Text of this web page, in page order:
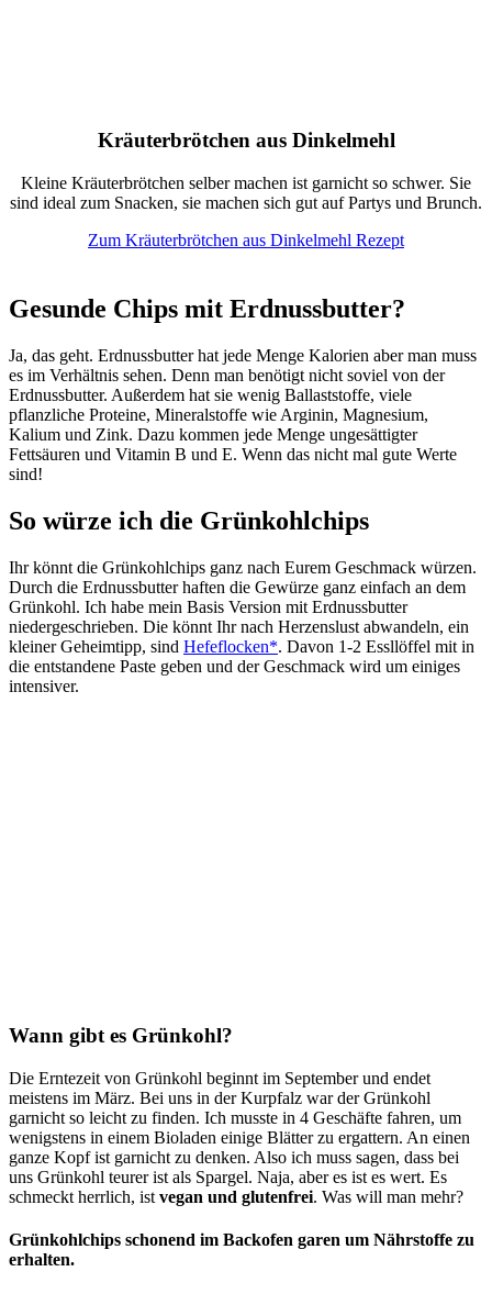
Kräuterbrötchen aus Dinkelmehl
Kleine Kräuterbrötchen selber machen ist garnicht so schwer. Sie
sind ideal zum Snacken, sie machen sich gut auf Partys und Brunch.
Zum Kräuterbrötchen aus Dinkelmehl Rezept
Gesunde Chips mit Erdnussbutter?
Ja, das geht. Erdnussbutter hat jede Menge Kalorien aber man muss
es im Verhältnis sehen. Denn man benötigt nicht soviel von der
Erdnussbutter. Außerdem hat sie wenig Ballaststoffe, viele
pflanzliche Proteine, Mineralstoffe wie Arginin, Magnesium,
Kalium und Zink. Dazu kommen jede Menge ungesättigter
Fettsäuren und Vitamin B und E. Wenn das nicht mal gute Werte
sind!
So würze ich die Grünkohlchips
Ihr könnt die Grünkohlchips ganz nach Eurem Geschmack würzen.
Durch die Erdnussbutter haften die Gewürze ganz einfach an dem
Grünkohl. Ich habe mein Basis Version mit Erdnussbutter
niedergeschrieben. Die könnt Ihr nach Herzenslust abwandeln, ein
kleiner Geheimtipp, sind Hefeflocken*. Davon 1-2 Essllöffel mit in
die entstandene Paste geben und der Geschmack wird um einiges
intensiver.
Wann gibt es Grünkohl?
Die Erntezeit von Grünkohl beginnt im September und endet
meistens im März. Bei uns in der Kurpfalz war der Grünkohl
garnicht so leicht zu finden. Ich musste in 4 Geschäfte fahren, um
wenigstens in einem Bioladen einige Blätter zu ergattern. An einen
ganze Kopf ist garnicht zu denken. Also ich muss sagen, dass bei
uns Grünkohl teurer ist als Spargel. Naja, aber es ist es wert. Es
schmeckt herrlich, ist vegan und glutenfrei. Was will man mehr?
Grünkohlchips schonend im Backofen garen um Nährstoffe zu
erhalten.